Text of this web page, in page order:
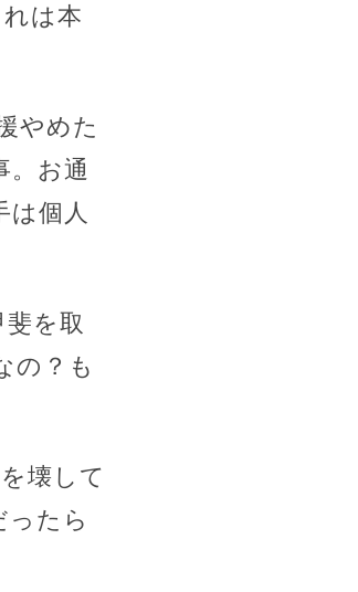
は本
やめた
。お通
個人
を取
の？も
壊して
たら